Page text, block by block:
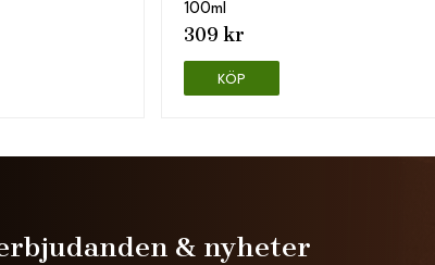
100ml
309 kr
KÖP
& nyheter